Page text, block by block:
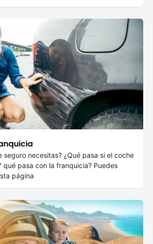
seguro necesitas? ¿Qué pasa si el coche
qué pasa con la franquicia? Puedes
página